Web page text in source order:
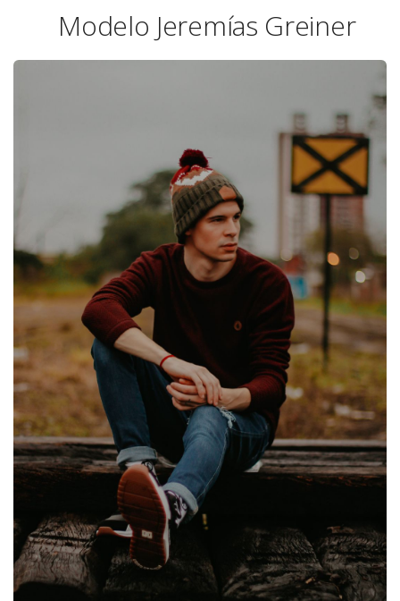
Modelo Jeremías Greiner